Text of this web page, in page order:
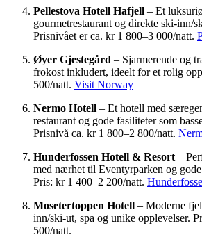
Pellestova Hotell Hafjell – Et
gourmetrestaurant og direkte ski-inn/
Prisnivået er ca. kr 1 800–3 000/natt.
Øyer Gjestegård – Sjarmerende og
frokost inkludert, ideelt for et rolig
500/natt. Visit Norway
Nermo Hotell – Et hotell med
restaurant og gode fasiliteter som
Prisnivå ca. kr 1 800–2 800/natt.
Hunderfossen Hotell & Resort –
med nærhet til Eventyrparken og
Pris: kr 1 400–2 200/natt.
Mosetertoppen Hotell – Moderne
inn/ski-ut, spa og unike opplevelser.
500/natt.